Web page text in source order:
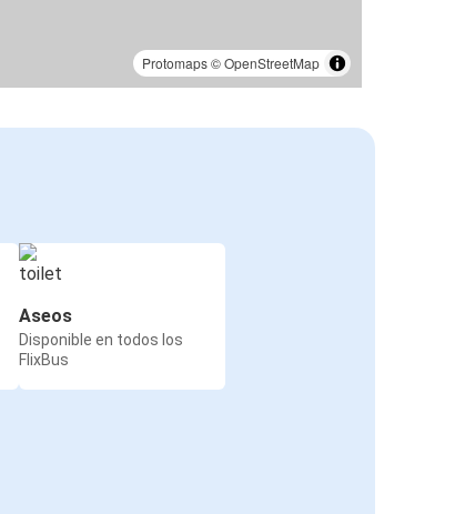
Protomaps©OpenStreetMap
Aseos
Disponible en todos los
FlixBus